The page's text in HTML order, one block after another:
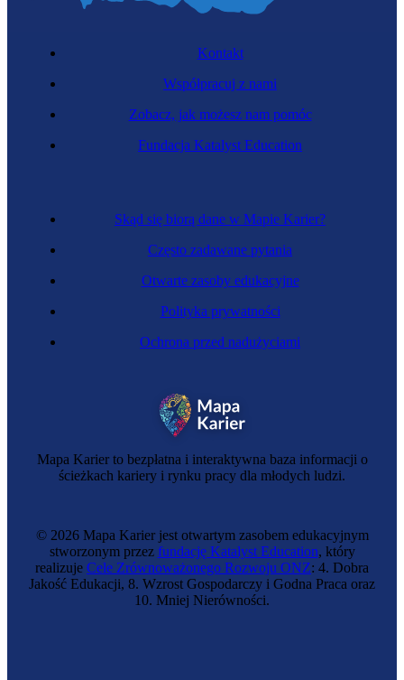
Mapa Karier to bezpłatna i interaktywna baza informacji o
ścieżkach kariery i rynku pracy dla młodych ludzi.
Skąd się biorą dane w Mapie Karier?
Często zadawane pytania
Otwarte zasoby edukacyjne
Polityka prywatności
Ochrona przed nadużyciami
Kontakt
Współpracuj z nami
Zobacz, jak możesz nam pomóc
Fundacja Katalyst Education
© 2026 Mapa Karier jest otwartym zasobem edukacyjnym
stworzonym przez fundację Katalyst Education, który
realizuje Cele Zrównoważonego Rozwoju ONZ: 4. Dobra
Jakość Edukacji, 8. Wzrost Gospodarczy i Godna Praca oraz
10. Mniej Nierówności.